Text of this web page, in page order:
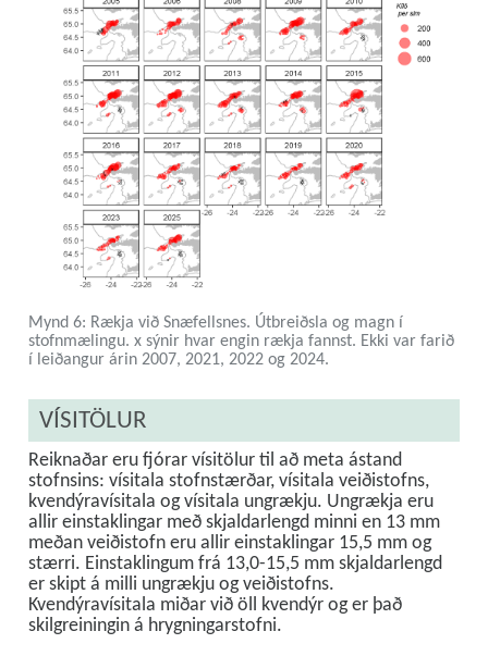
Mynd 6: Rækja við Snæfellsnes. Útbreiðsla og magn í
stofnmælingu. x sýnir hvar engin rækja fannst. Ekki var farið
í leiðangur árin 2007, 2021, 2022 og 2024.
VÍSITÖLUR
Reiknaðar eru fjórar vísitölur til að meta ástand
stofnsins: vísitala stofnstærðar, vísitala veiðistofns,
kvendýravísitala og vísitala ungrækju. Ungrækja eru
allir einstaklingar með skjaldarlengd minni en 13 mm
meðan veiðistofn eru allir einstaklingar 15,5 mm og
stærri. Einstaklingum frá 13,0-15,5 mm skjaldarlengd
er skipt á milli ungrækju og veiðistofns.
Kvendýravísitala miðar við öll kvendýr og er það
skilgreiningin á hrygningarstofni.